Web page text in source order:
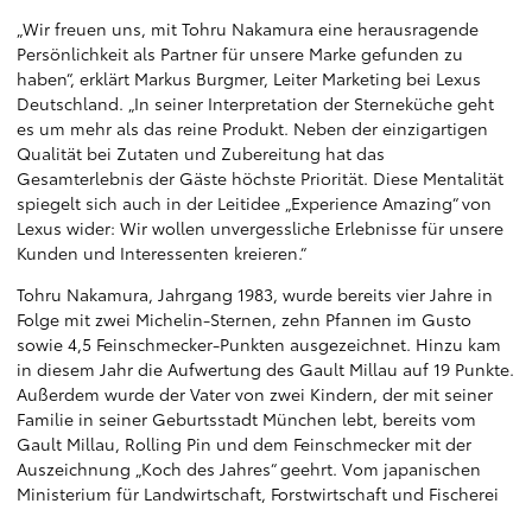
„Wir freuen uns, mit Tohru Nakamura eine herausragende
Persönlichkeit als Partner für unsere Marke gefunden zu
haben“, erklärt Markus Burgmer, Leiter Marketing bei Lexus
Deutschland. „In seiner Interpretation der Sterneküche geht
es um mehr als das reine Produkt. Neben der einzigartigen
Qualität bei Zutaten und Zubereitung hat das
Gesamterlebnis der Gäste höchste Priorität. Diese Mentalität
spiegelt sich auch in der Leitidee „Experience Amazing“ von
Lexus wider: Wir wollen unvergessliche Erlebnisse für unsere
Kunden und Interessenten kreieren.“
Tohru Nakamura, Jahrgang 1983, wurde bereits vier Jahre in
Folge mit zwei Michelin-Sternen, zehn Pfannen im Gusto
sowie 4,5 Feinschmecker-Punkten ausgezeichnet. Hinzu kam
in diesem Jahr die Aufwertung des Gault Millau auf 19 Punkte.
Außerdem wurde der Vater von zwei Kindern, der mit seiner
Familie in seiner Geburtsstadt München lebt, bereits vom
Gault Millau, Rolling Pin und dem Feinschmecker mit der
Auszeichnung „Koch des Jahres“ geehrt. Vom japanischen
Ministerium für Landwirtschaft, Forstwirtschaft und Fischerei